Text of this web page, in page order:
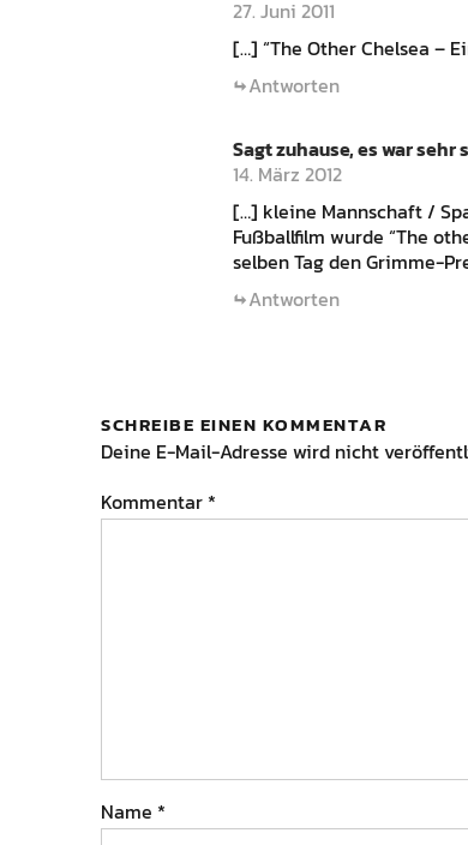
27. Juni 2011
[…] “The Other Chelsea –
Antworten
Sagt zuhause, es war sehr
14. März 2012
[…] kleine Mannschaft /
Fußballfilm wurde “The
selben Tag den Grimme-
Antworten
SCHREIBE EINEN KOMMENTAR
Deine E-Mail-Adresse wird nicht
Kommentar *
Name *